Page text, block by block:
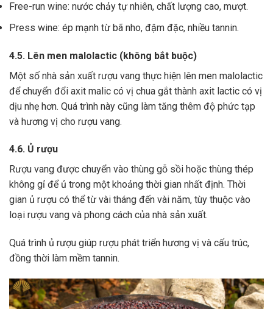
Free-run wine: nước chảy tự nhiên, chất lượng cao, mượt.
Press wine: ép mạnh từ bã nho, đậm đặc, nhiều tannin.
4.5. Lên men malolactic (không bắt buộc)
Một số nhà sản xuất rượu vang thực hiện lên men malolactic
để chuyển đổi axit malic có vị chua gắt thành axit lactic có vị
dịu nhẹ hơn. Quá trình này cũng làm tăng thêm độ phức tạp
và hương vị cho rượu vang.
4.6. Ủ rượu
Rượu vang được chuyển vào thùng gỗ sồi hoặc thùng thép
không gỉ để ủ trong một khoảng thời gian nhất định. Thời
gian ủ rượu có thể từ vài tháng đến vài năm, tùy thuộc vào
loại rượu vang và phong cách của nhà sản xuất.
Quá trình ủ rượu giúp rượu phát triển hương vị và cấu trúc,
đồng thời làm mềm tannin.